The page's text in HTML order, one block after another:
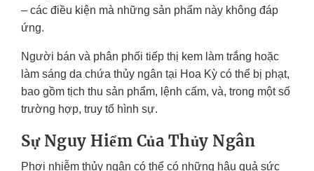
– các điều kiện mà những sản phẩm này không đáp
ứng.
Người bán và phân phối tiếp thị kem làm trắng hoặc
làm sáng da chứa thủy ngân tại Hoa Kỳ có thể bị phạt,
bao gồm tịch thu sản phẩm, lệnh cấm, và, trong một số
trường hợp, truy tố hình sự.
Sự Nguy Hiểm Của Thủy Ngân
Phơi nhiễm thủy ngân có thể có những hậu quả sức